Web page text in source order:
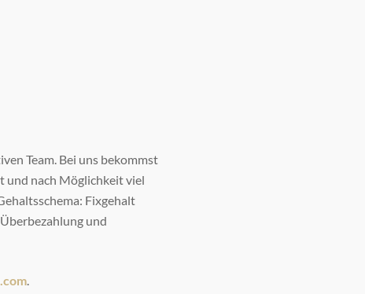
Team. Bei uns bekommst
und nach Möglichkeit viel
Fixgehalt
und
.